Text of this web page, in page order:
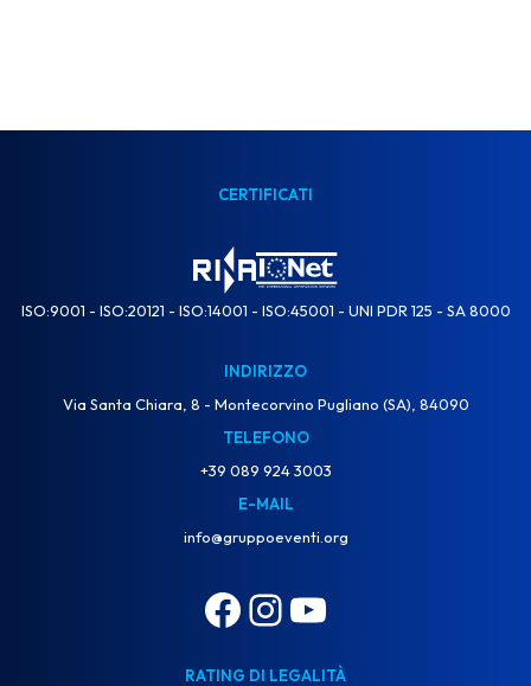
CERTIFICATI
ISO:9001 - ISO:20121 - ISO:14001 - ISO:45001 - UNI PDR 125 - SA 8000
INDIRIZZO
Via Santa Chiara, 8 - Montecorvino Pugliano (SA), 84090
TELEFONO
+39 089 924 3003
E-MAIL
info@gruppoeventi.org
RATING DI LEGALITÀ